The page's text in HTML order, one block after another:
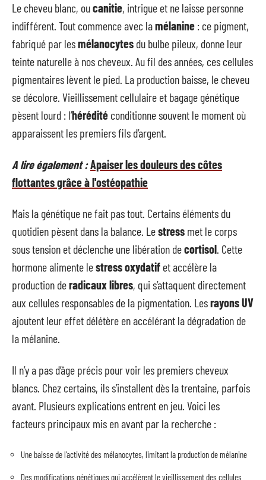
Le cheveu blanc, oucanitie, intrigue et ne laisse personne
indifférent. Tout commence avec lamélanine : ce pigment,
fabriqué par lesmélanocytes du bulbe pileux, donne leur
teinte naturelle à nos cheveux. Au fil des années, ces cellules
pigmentaires lèvent le pied. La production baisse, le cheveu
se décolore. Vieillissement cellulaire et bagage génétique
pèsent lourd : l’hérédité conditionne souvent le moment où
apparaissent les premiers fils d’argent.
A lire également :Apaiser les douleurs des côtes
flottantes grâce à l'ostéopathie
Mais la génétique ne fait pas tout. Certains éléments du
quotidien pèsent dans la balance. Lestress met le corps
sous tension et déclenche une libération decortisol. Cette
hormone alimente lestress oxydatif et accélère la
production deradicaux libres, qui s’attaquent directement
aux cellules responsables de la pigmentation. Lesrayons UV
ajoutent leur effet délétère en accélérant la dégradation de
la mélanine.
Il n’y a pas d’âge précis pour voir les premiers cheveux
blancs. Chez certains, ils s’installent dès la trentaine, parfois
avant. Plusieurs explications entrent en jeu. Voici les
facteurs principaux mis en avant par la recherche :
Une baisse de l’activité des mélanocytes, limitant la production de mélanine
Des modifications génétiques qui accélèrent le vieillissement des cellules